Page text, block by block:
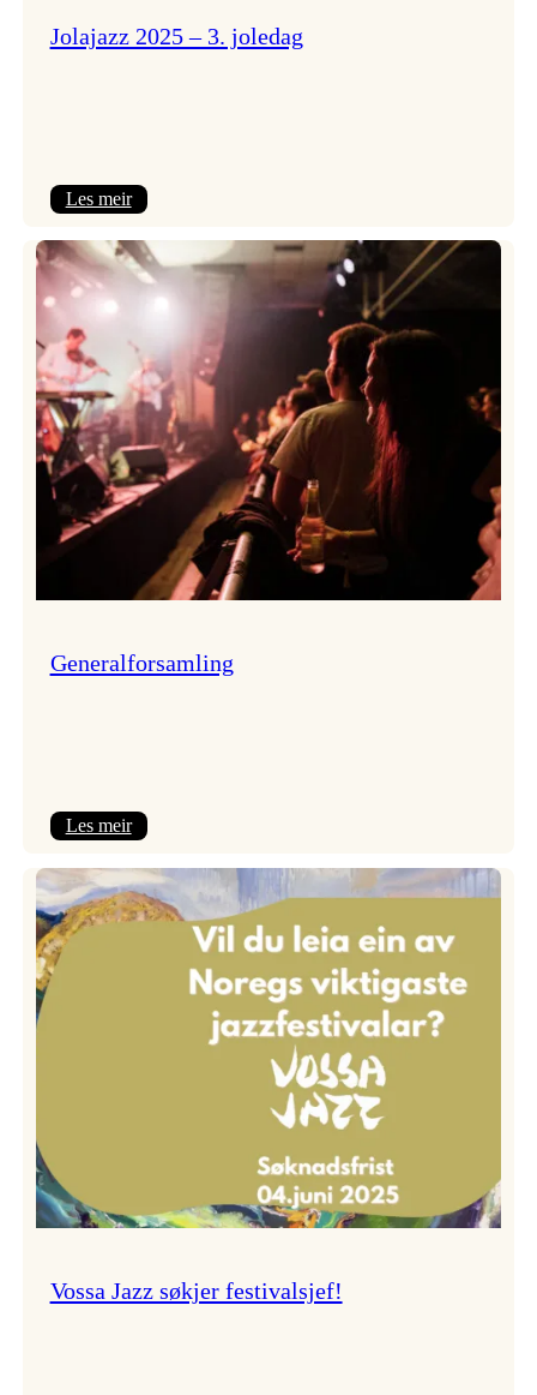
Jolajazz 2025 – 3. joledag
Les meir:
2025
–
joledag
Generalforsamling
Les meir:
Vossa Jazz søkjer festivalsjef!